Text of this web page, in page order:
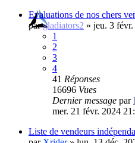
Evaluations de nos chers
pargladiators2 » jeu. 3
1
2
3
4
41 Réponses
16696 Vues
Dernier message par
mer. 21 févr. 2024
Liste de vendeurs